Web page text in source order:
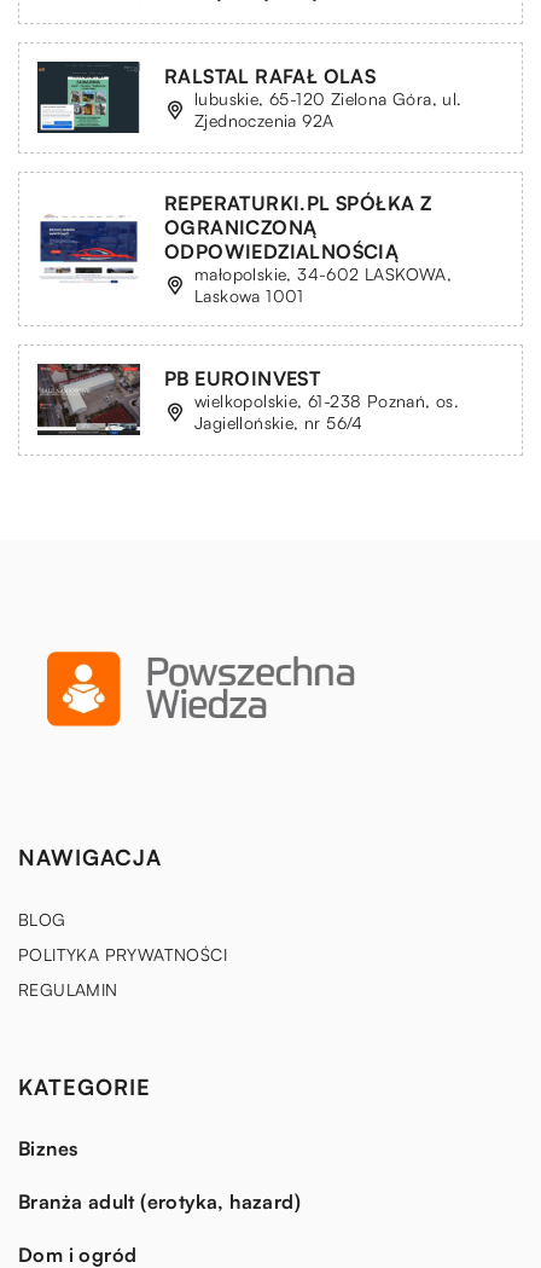
RALSTAL RAFAŁ OLAS
lubuskie, 65-120 Zielona Góra, ul.
Zjednoczenia 92A
REPERATURKI.PL SPÓŁKA Z
OGRANICZONĄ
ODPOWIEDZIALNOŚCIĄ
małopolskie, 34-602 LASKOWA,
Laskowa 1001
PB EUROINVEST
wielkopolskie, 61-238 Poznań, os.
Jagiellońskie, nr 56/4
NAWIGACJA
BLOG
POLITYKA PRYWATNOŚCI
REGULAMIN
KATEGORIE
Biznes
Branża adult (erotyka, hazard)
Dom i ogród